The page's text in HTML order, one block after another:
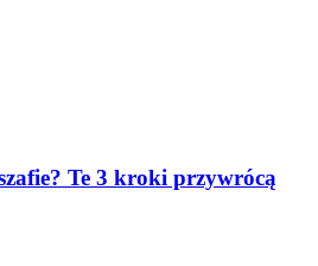
Te 3 kroki przywrócą